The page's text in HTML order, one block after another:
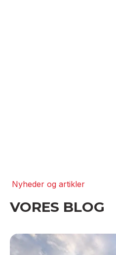
Nyheder og artikler
VORES BLOG